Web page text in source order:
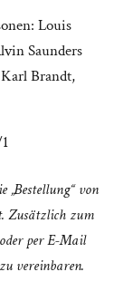
Louis
Saunders
Brandt,
von
Zusätzlich zum
per E-Mail
vereinbaren.